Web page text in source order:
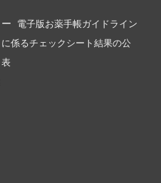
電子版お薬手帳ガイドライン
に係るチェックシート結果の公
表